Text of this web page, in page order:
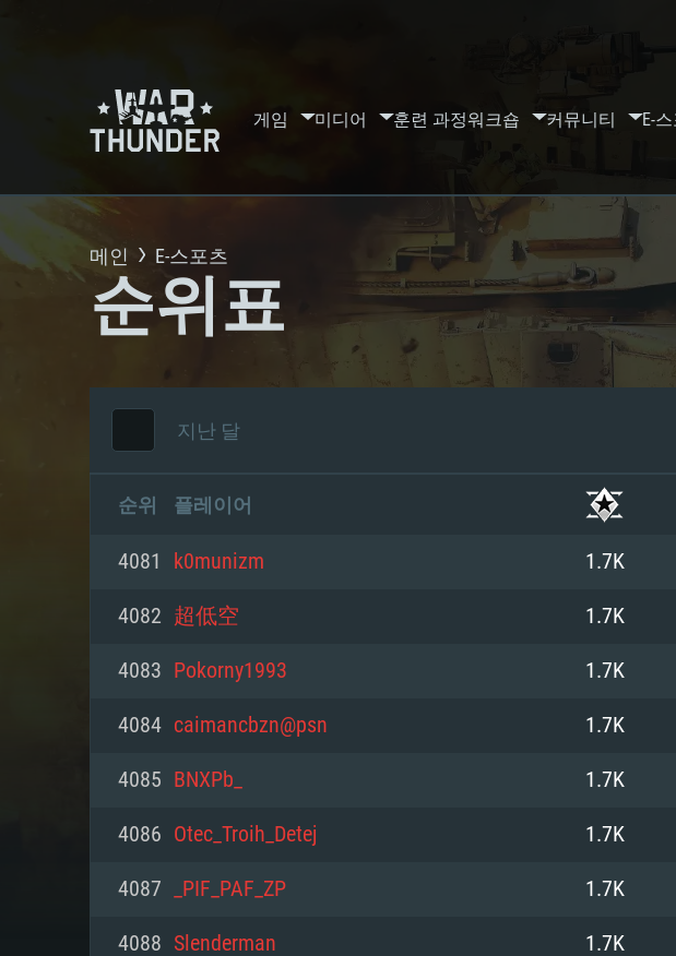
게임 미디어 훈련 과정워크숍 커뮤니티 E-
시스
메인 E-스포츠
순위표
지난 달
순위 플레이어
4081 k0munizm 1.7K
4082 超低空 1.7K
4083 Pokorny1993 1.7K
4084 caimancbzn@psn 1.7K
4085 BNXPb_ 1.7K
4086 Otec_Troih_Detej 1.7K
4087 _PIF_PAF_ZP 1.7K
4088 Slendermаn 1.7K